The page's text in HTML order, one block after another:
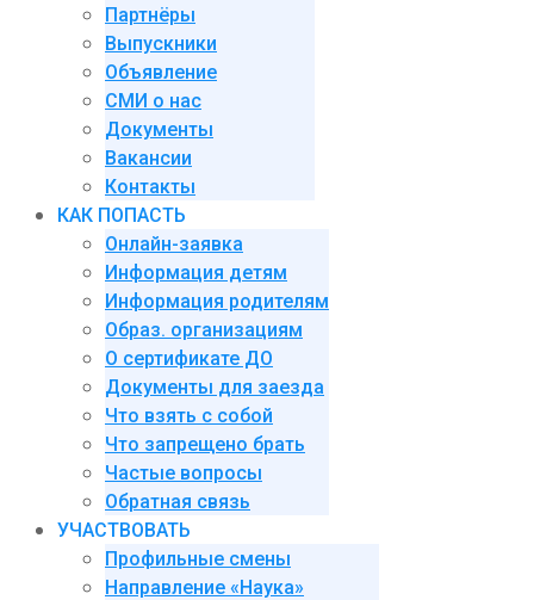
Партнёры
Выпускники
Объявление
СМИ о нас
Документы
Вакансии
Контакты
КАК ПОПАСТЬ
Онлайн-заявка
Информация детям
Информация родителям
Образ. организациям
О сертификате ДО
Документы для заезда
Что взять с собой
Что запрещено брать
Частые вопросы
Обратная связь
УЧАСТВОВАТЬ
Профильные смены
Направление «Наука»